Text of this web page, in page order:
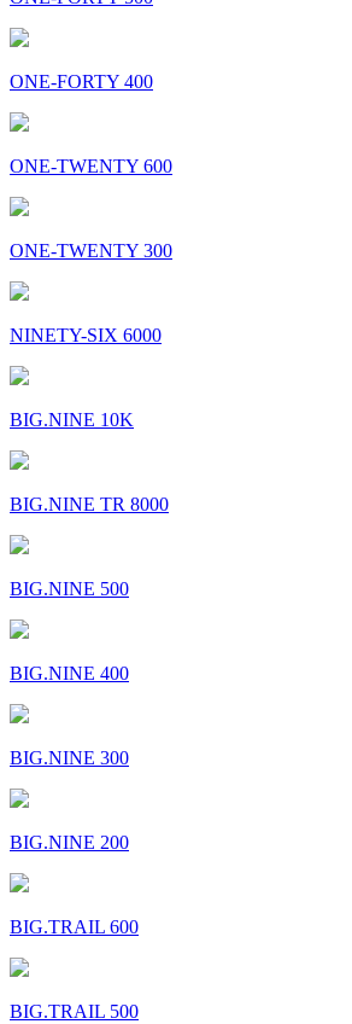
ONE-FORTY 400
ONE-TWENTY 600
ONE-TWENTY 300
NINETY-SIX 6000
BIG.NINE 10K
BIG.NINE TR 8000
BIG.NINE 500
BIG.NINE 400
BIG.NINE 300
BIG.NINE 200
BIG.TRAIL 600
BIG.TRAIL 500